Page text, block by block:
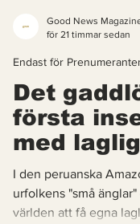
Det
första
med
I den peruanska
urfolkens "små
världen att få egna
Endast för
Good News
för 21 timmar sedan